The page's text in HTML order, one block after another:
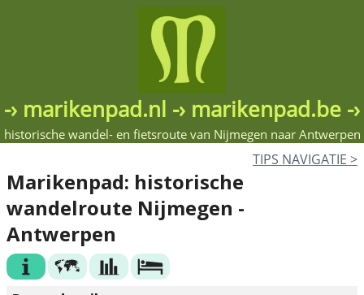
TIPS NAVIGATIE >
-› marikenpad.nl -› marikenpad.be -›
historische wandel- en fietsroute van Nijmegen naar Antwerpen